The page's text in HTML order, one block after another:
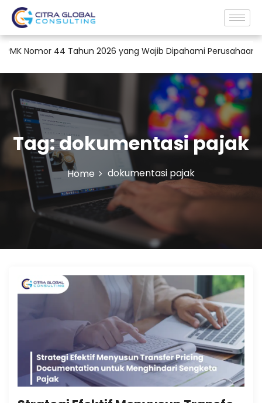
44 Tahun 2026 yang Wajib Dipahami Perusahaan
Tag:dokumentasi pajak
Home dokumentasi pajak